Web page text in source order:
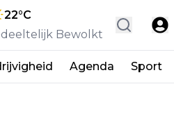
22°C
Bewolkt
Agenda Sport